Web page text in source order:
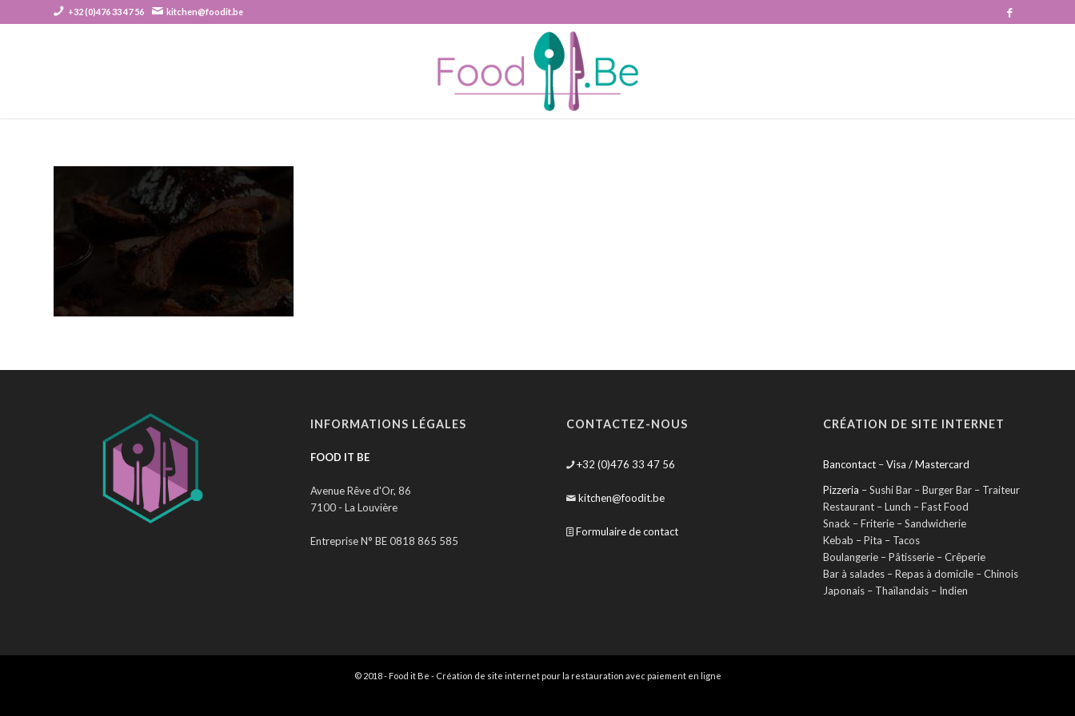
+32 (0)476 33 47 56 kitchen@foodit.be
INFORMATIONS LÉGALES
FOOD IT BE
Avenue Rêve d'Or, 86
7100 - La Louvière
Entreprise N° BE 0818 865 585
CONTACTEZ-NOUS
+32 (0)476 33 47 56
kitchen@foodit.be
Formulaire de contact
CRÉATION DE SITE INTERNET
Bancontact–Visa / Mastercard
Pizzeria – Sushi Bar – Burger Bar – Traiteur
Restaurant – Lunch – Fast Food
Snack – Friterie – Sandwicherie
Kebab – Pita – Tacos
Boulangerie – Pâtisserie – Crêperie
Bar à salades – Repas à domicile – Chinois
Japonais – Thaïlandais – Indien
© 2018 - Food it Be - Création de site internet pour la restauration avec paiement en ligne